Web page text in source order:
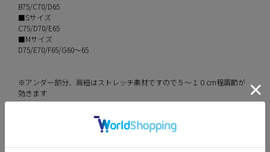
B75/C70/D65
■Sサイズ
C75/D70/E65
■Mサイズ
D75/E70/F65/G60～65
※アンダー部分、肩紐はストレッチ素材ですので５〜１０cm程調節が
効きます
伸縮性 パット部分以外全てあり
パット カップ下部分は約２cmの厚み
透け感 カップ部分なし/スカート部分あり
付属品 ブラジャー/Tバックショーツ/ウエストフリル/チョーカー(金属)